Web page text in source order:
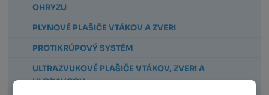
OHRYZU
PLYNOVÉ PLAŠIČE VTÁKOV A ZVERI
PROTIKRÚPOVÝ SYSTÉM
ULTRAZVUKOVÉ PLAŠIČE VTÁKOV, ZVERI A
HLODAVCOV